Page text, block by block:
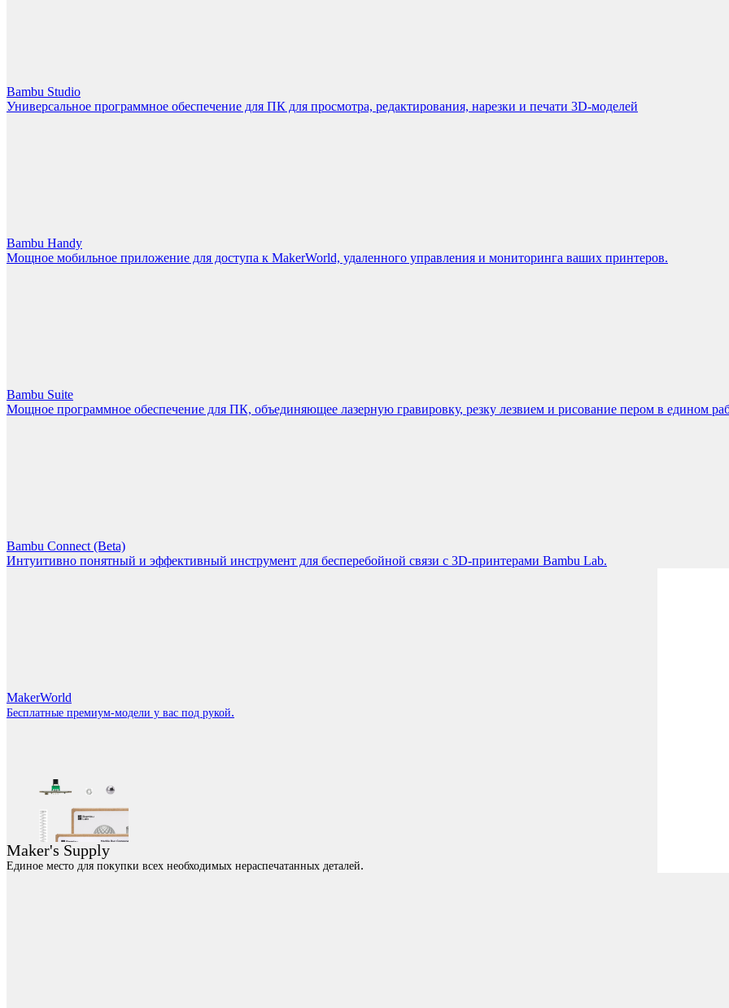
Bambu Studio
Универсальное программное обеспечение для ПК для просмотра, редактирования, нарезки и печати 3D-моделей
Bambu Handy
Мощное мобильное приложение для доступа к MakerWorld, удаленного управления и мониторинга ваших принтеров.
Bambu Suite
Мощное программное обеспечение для ПК, объединяющее лазерную гравировку, резку лезвием и рисование пером в едином
Bambu Connect (Beta)
Интуитивно понятный и эффективный инструмент для бесперебойной связи с 3D-принтерами Bambu Lab.
MakerWorld
Бесплатные премиум-модели у вас под рукой.
Maker's Supply
Единое место для покупки всех необходимых нераспечатанных деталей.